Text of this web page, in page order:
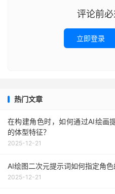
评论前必
立即登录
热门文章
在构建角色时，如何通过AI绘画
的体型特征？
2025-12-21
AI绘图二次元提示词如何指定角色
2025-12-21